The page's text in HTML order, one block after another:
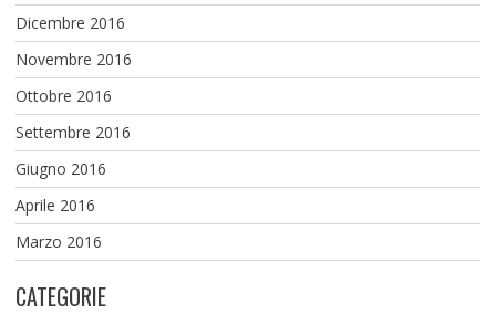
Dicembre 2016
Novembre 2016
Ottobre 2016
Settembre 2016
Giugno 2016
Aprile 2016
Marzo 2016
CATEGORIE